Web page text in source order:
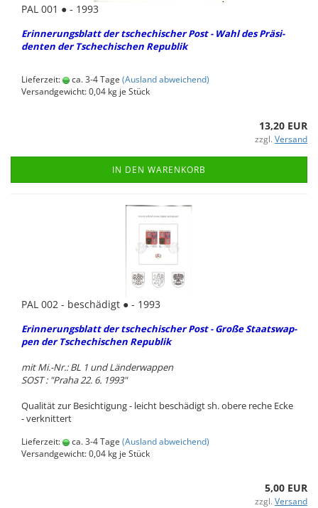
PAL 001 ● - 1993
Er­in­ne­rungs­blatt der tsche­chi­scher Post - Wahl des Prä­si­
den­ten der Tsche­chi­schen Re­pu­blik
Lieferzeit: ca. 3-4 Tage (Ausland abweichend)
Versandgewicht:0,04 kg je Stück
13,20 EUR
zzgl. Versand
IN DEN WARENKORB
PAL 002 - be­schä­digt ● - 1993
Er­in­ne­rungs­blattder tsche­chi­scher Post - Große Staats­wap­
pen der Tsche­chi­schen Re­pu­blik
mit Mi.-Nr.: BL 1 und Län­der­wap­pen
SOST : "Praha 22. 6. 1993"
Qua­li­tät zur Be­sich­ti­gung - leicht be­schä­digt sh. obere reche Ecke
- ver­knit­tert
Lieferzeit: ca. 3-4 Tage (Ausland abweichend)
Versandgewicht:0,04 kg je Stück
5,00 EUR
zzgl. Versand